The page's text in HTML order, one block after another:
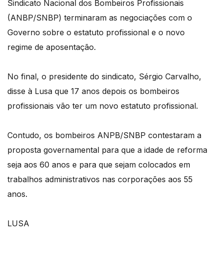
Sindicato Nacional dos Bombeiros Profissionais
(ANBP/SNBP) terminaram as negociações com o
Governo sobre o estatuto profissional e o novo
regime de aposentação.
No final, o presidente do sindicato, Sérgio Carvalho,
disse à Lusa que 17 anos depois os bombeiros
profissionais vão ter um novo estatuto profissional.
Contudo, os bombeiros ANPB/SNBP contestaram a
proposta governamental para que a idade de reforma
seja aos 60 anos e para que sejam colocados em
trabalhos administrativos nas corporações aos 55
anos.
LUSA